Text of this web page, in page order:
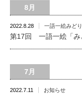
8月
2022.8.28 一語一絵みど
第17回 一語一絵「み
7月
2022.7.11 お知らせ